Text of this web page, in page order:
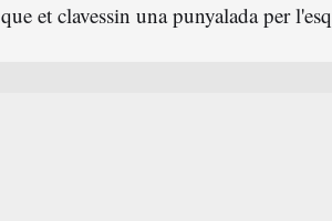
et clavessin una punyalada per